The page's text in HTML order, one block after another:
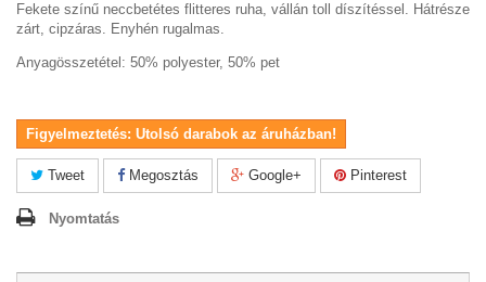
Fekete színű neccbetétes flitteres ruha, vállán toll díszítéssel. Hátrésze
zárt, cipzáras. Enyhén rugalmas.
Anyagösszetétel: 50% polyester, 50% pet
Figyelmeztetés: Utolsó darabok az áruházban!
Tweet Megosztás Google+ Pinterest
Nyomtatás